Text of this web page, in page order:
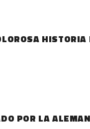
HISTORIA
POR LA